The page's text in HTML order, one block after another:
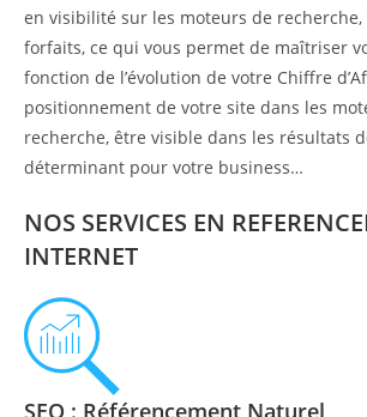
en visibilité sur les moteurs de
forfaits, ce qui vous permet de maîtriser
fonction de l’évolution de votre Chiffre
positionnement de votre site dans les
recherche, être visible dans les résultats
déterminant pour votre business…
NOS SERVICES EN
INTERNET
SEO : Référencement Naturel